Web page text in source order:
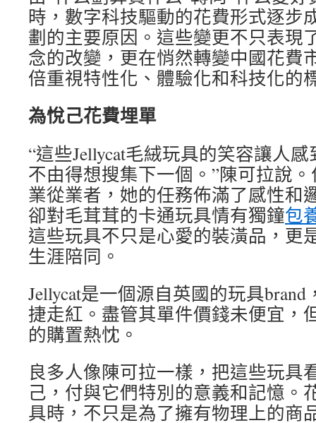
時，數字科技驅動的花費形式逐步
劃的主要原因。這些變更不只表現
念的改變，更在悄然轉變中國花費
倍重視特性化、體驗化和科技化的
為悅己花費埋單
“這些Jellycat毛絨玩具的笑容讓人
不由得想搜集下一個。”陳可拉說
業從業者，她的任務佈滿了感性和
卻對毛茸茸的卡通玩具情有獨鐘包
這些玩具不只是心愛的裝潢品，更
生涯陪同。
Jellycat是一個源自英國的玩具
捷走紅。盡管其單件價錢未便宜，
的購置熱忱。
良多人像陳可拉一樣，把這些玩具
己，付與它們特別的意義和記憶。
具時，不只是為了擁有物理上的商